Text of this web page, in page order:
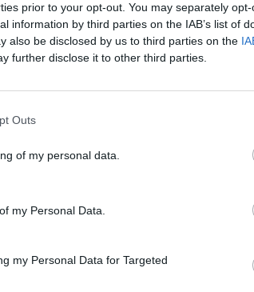
prior to your opt-out. You may separately
information by third parties on the IAB’s list of
also be disclosed by us to third parties on the
further disclose it to other third parties.
Outs
of my personal data.
my Personal Data.
my Personal Data for Targeted
partnera. U idealnom slučaju moći
nesrećan ili ne.